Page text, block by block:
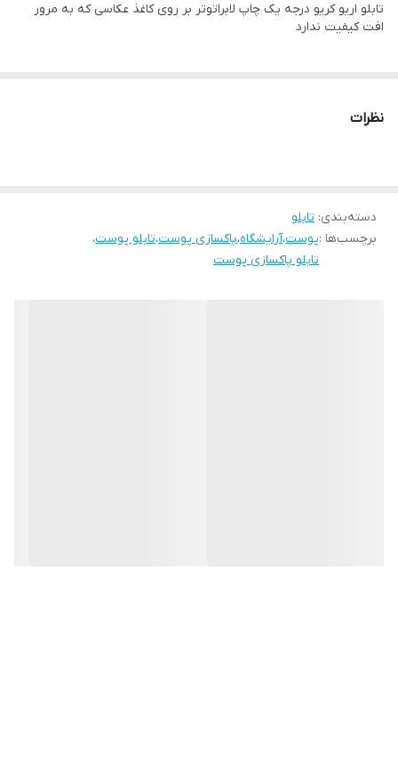
قاب میباشد
رنگ قابها قابل تغییر است و میتوانید برای تغییر آن به پشتیبانی تماس
تابلو اریو کریو درجه یک چاپ لابراتوتر بر روی کاغذ عکاسی که به مرور
افت کیفیت ندارد
نظرات
دسته‌بندی: تابلو
برچسب‌ها :پوست،آرایشگاه،پاکسازی پوست،تابلو پوست،
تابلو پاکسازی پوست